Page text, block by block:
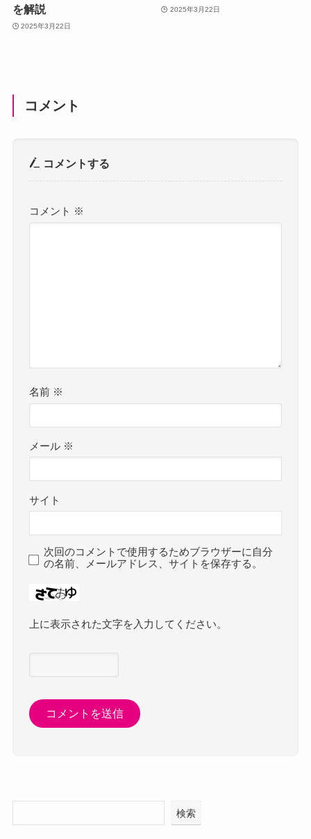
を解説
2025年3月22日
2025年3月22日
コメント
コメントする
コメント ※
名前 ※
メール ※
サイト
次回のコメントで使用するためブラウザーに自分
の名前、メールアドレス、サイトを保存する。
上に表示された文字を入力してください。
検索